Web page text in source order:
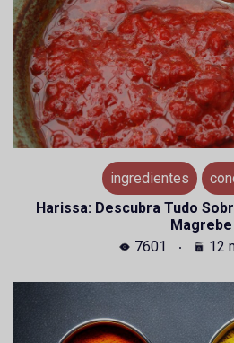
ingredientes
Harissa: Descubra Tudo
Magrebe
7601
12